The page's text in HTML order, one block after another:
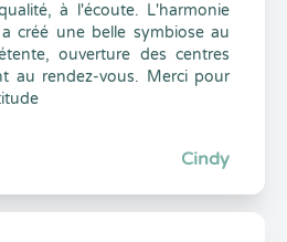
à l'écoute. L'harmonie
créé une belle symbiose au
ouverture des centres
au rendez-vous. Merci pour
Cindy